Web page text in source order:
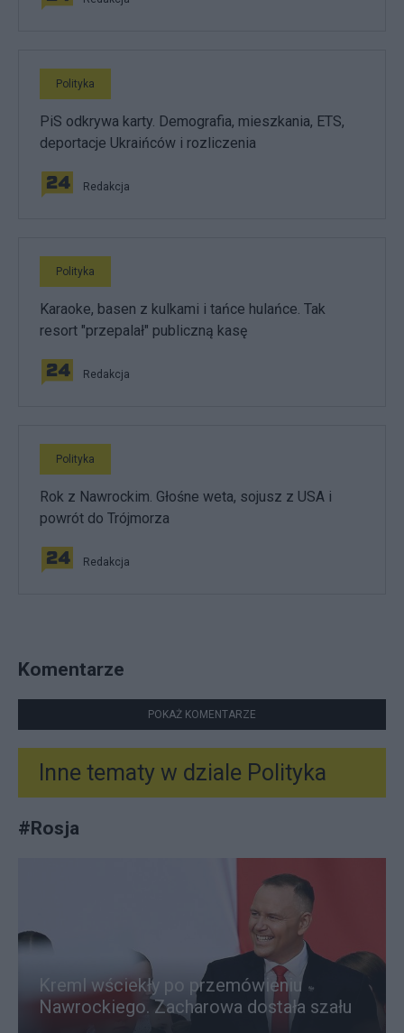
Polityka
PiS odkrywa karty. Demografia, mieszkania, ETS,
deportacje Ukraińców i rozliczenia
Redakcja
Polityka
Karaoke, basen z kulkami i tańce hulańce. Tak
resort "przepalał" publiczną kasę
Redakcja
Polityka
Rok z Nawrockim. Głośne weta, sojusz z USA i
powrót do Trójmorza
Redakcja
Komentarze
POKAŻ KOMENTARZE
Inne tematy w dziale Polityka
#Rosja
Kreml wściekły po przemówieniu
Nawrockiego. Zacharowa dostała szału